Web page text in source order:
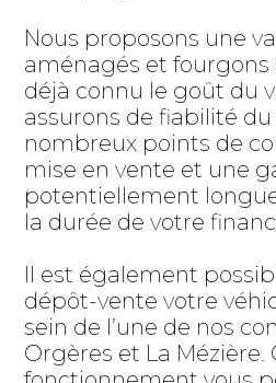
Nous proposons une
aménagés et fourgons
déjà connu le goût du
assurons de fiabilité du
nombreux points de
mise en vente et une
potentiellement
la durée de votre
Il est également
dépôt-vente votre
sein de l’une de nos
Orgères et La Mézière.